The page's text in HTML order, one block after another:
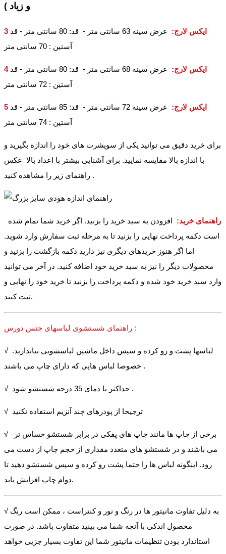
و زیاد )
3 ایکس لارج:
عرض سینه 63 سانتی متر - قد: 80 سانتی متر - قد
آستین : 70 سانتی متر
4 ایکس لارج:
عرض سینه 68 سانتی متر - قد: 80 سانتی متر - قد
آستین : 72 سانتی متر
5 ایکس لارج:
عرض سینه 72 سانتی متر - قد: 85 سانتی متر - قد
آستین : 74 سانتی متر
برای خرید دقیق می توانید یکی از سویشرت های خود را اندازه بگیرید و
با اندازه بالا مقایسه نمایید. برای آشنایی بیشتر با اعداد بالا عکس
راهنمای زیر را مشاهده کنید .
راهنمای خرید: افزودن به سبد خرید را بزنید. اگر خرید شما تمام شده
است دکمه پرداخت نهایی را بزنید تا به مرحله ثبت سفارش وارد شوید.
اما اگر هنوز خریدهای دیگری نیز دارید دکمه بازگشت را بزنید و
محصولات دیگر را نیز به سبد خرید خود اضافه کنید. در آخر می توانید
وارد سبد خرید خود شده و دکمه پرداخت را بزنید تا خرید خود را نهایی و
ثبت کنید.
راهنمای شستشوی لباسهای جنس دورس :
√ لباسها پشت و رو کرده و سپس داخل ماشین لباسشویی بیاندازید.
خصوصا لباس هایی که دارای چاپ می باشند .
√ حداکثر با دمای 35 درجه شستشو شود .
√ برخی از چاپ ها مانند چاپ های پفکی در برابر شستشو حساس تر
می باشند و در شستشو های متعدد مقداری از حجم چاپ از دست می
رود. اینگونه لباس ها را حتما پشت رو کرده و سپس شستشو دهید تا
دوام چاپ افزایش یابد.
√ به دلیل تفاوت مانیتور ها در رنگ و نور و کنتراست ، ممکن است رنگ
محصول اندکی با آنچه شما می بینید متفاوت باشد. در صورت
استاندارد بودن تنظیمات مانیتور شما این تفاوت بسیار جزیی خواهد